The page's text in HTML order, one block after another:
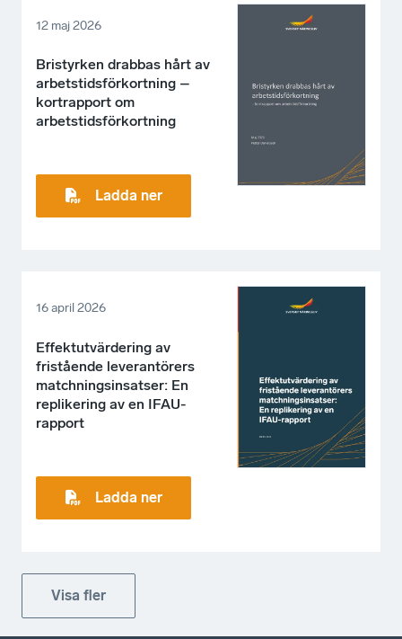
12 maj 2026
Bristyrken drabbas hårt av
arbetstidsförkortning –
kortrapport om
arbetstidsförkortning
Ladda ner
16 april 2026
Effektutvärdering av
fristående leverantörers
matchningsinsatser: En
replikering av en IFAU-
rapport
Ladda ner
Visa fler